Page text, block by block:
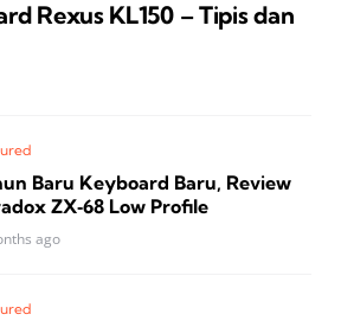
Rexus KL150 – Tipis dan
Baru Keyboard Baru, Review
ZX‑68 Low Profile
ago